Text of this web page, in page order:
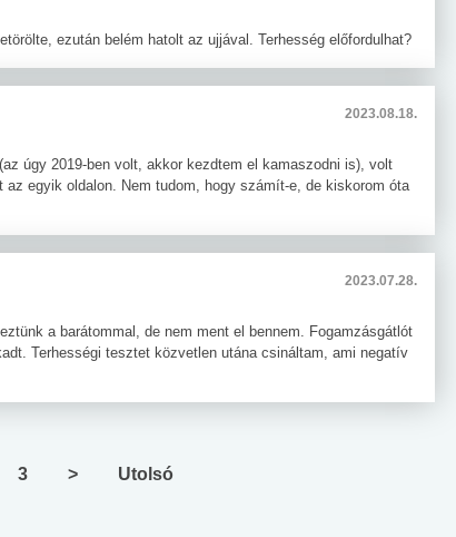
ezután belém hatolt az ujjával. Terhesség előfordulhat?
2023.08.18.
úgy 2019-ben volt, akkor kezdtem el kamaszodni is), volt
egyik oldalon. Nem tudom, hogy számít-e, de kiskorom óta
2023.07.28.
a barátommal, de nem ment el bennem. Fogamzásgátlót
Terhességi tesztet közvetlen utána csináltam, ami negatív
3 > Utolsó